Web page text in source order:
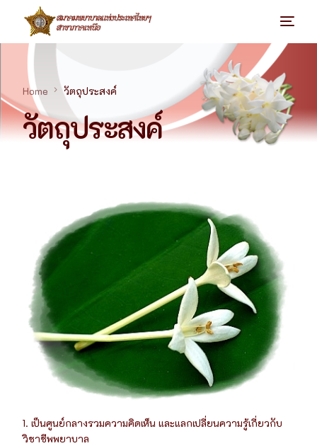
Home วัตถุประสงค์
วัตถุประสงค์
1. เป็นศูนย์กลางรวมความคิดเห็น และแลกเปลี่ยนความรู้เกี่ยวกับ
วิชาชีพพยาบาล